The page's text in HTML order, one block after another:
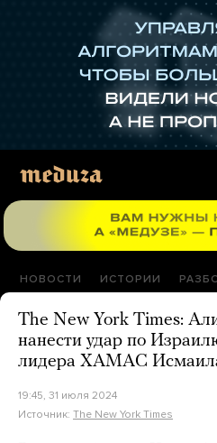
НОВОСТИ ИСТОРИИ
The New York Times:
нанести удар по
лидера ХАМАС
19:45, 31 июля 2024
Источник: The New York Times